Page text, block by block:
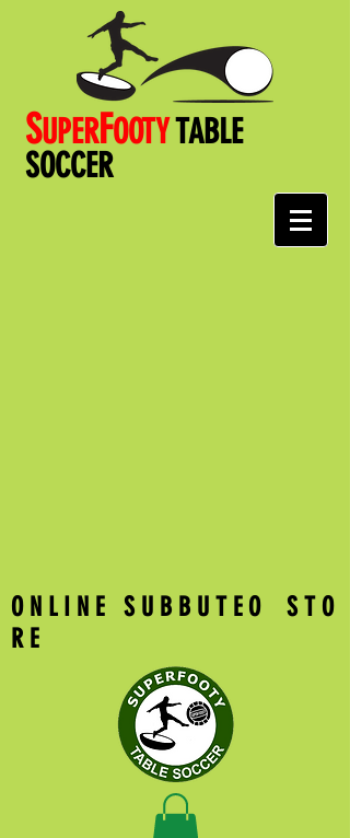
SUPERFOOTYTABLE
SOCCER
O N L I N E S U B B U T E O S T O
R E